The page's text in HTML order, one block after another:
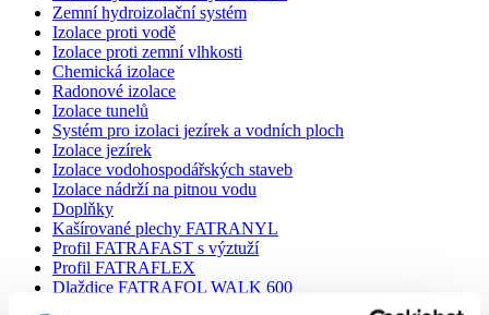
Zemní hydroizolační systém
Izolace proti vodě
Izolace proti zemní vlhkosti
Chemická izolace
Radonové izolace
Izolace tunelů
Systém pro izolaci jezírek a vodních ploch
Izolace jezírek
Izolace vodohospodářských staveb
Izolace nádrží na pitnou vodu
Doplňky
Kašírované plechy FATRANYL
Profil FATRAFAST s výztuží
Profil FATRAFLEX
Dlaždice FATRAFOL WALK 600